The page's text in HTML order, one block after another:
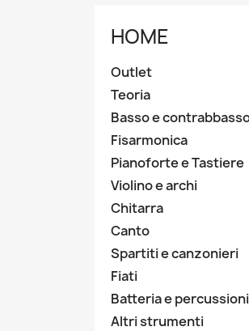
HOME
Outlet
Teoria
Basso e
Fisarmonica
Pianoforte e Tastiere
Violino e archi
Chitarra
Canto
Spartiti e canzonieri
Fiati
Batteria e percussioni
Altri strumenti